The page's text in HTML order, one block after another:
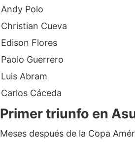
Andy Polo
Christian Cueva
Edison Flores
Paolo Guerrero
Luis Abram
Carlos Cáceda
Primer triunfo en
Meses después de la Copa